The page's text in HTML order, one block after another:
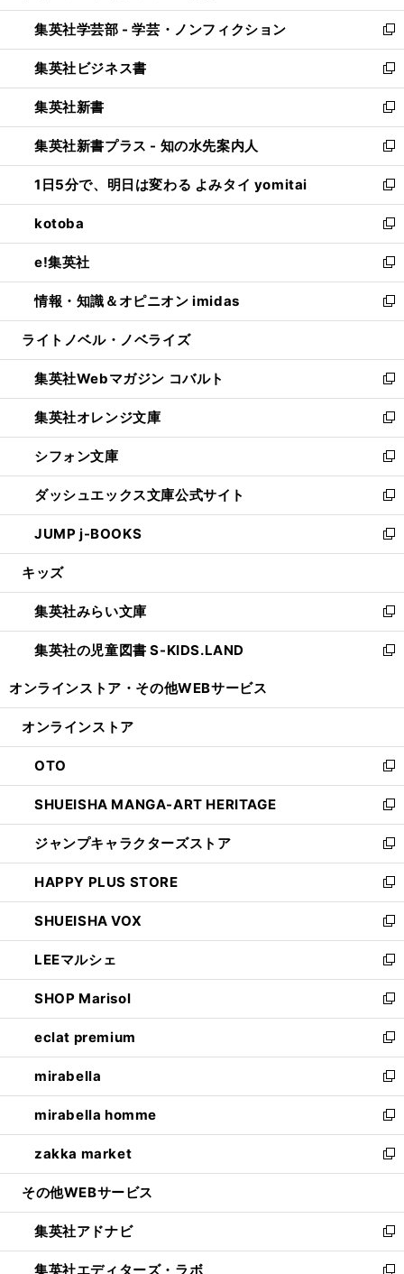
開
く
ウ
で
開
く
ン
ド
ウ
で
開
く
ウ
ィ
ン
ド
ウ
で
開
く
集英社学芸部 - 学芸・ノンフィクション
新
し
い
ウ
ィ
ン
ド
ウ
で
開
く
集英社ビジネス書
新
し
い
ウ
ィ
ン
ド
ウ
で
開
く
集英社新書
新
し
い
ウ
ィ
ン
ド
ウ
で
開
く
集英社新書プラス - 知の水先案内人
新
し
い
ウ
ィ
ン
ド
ウ
で
開
1日5分で、明日は変わる よみタイ yomitai
新
し
い
ウ
ィ
ン
ド
ウ
開
く
kotoba
新
し
い
ウ
ィ
ン
ウ
で
開
く
e!集英社
新
し
い
ウ
ン
ド
ウ
で
開
く
情報・知識＆オピニオン imidas
新
し
ウ
ィ
ン
ド
ウ
で
開
く
ライトノベル・ノベライズ
集英社Webマガジン コバルト
新
し
い
ウ
ィ
ン
ド
ウ
で
開
集英社オレンジ文庫
新
し
い
ウ
ィ
ン
ド
ウ
開
く
シフォン文庫
新
し
い
ウ
ィ
ン
ウ
で
開
く
ダッシュエックス文庫公式サイト
新
し
い
ウ
ン
ド
ウ
で
JUMP j-BOOKS
新
し
ウ
ィ
ン
ド
開
キッズ
集英社みらい文庫
新
し
い
ン
ウ
で
開
く
集英社の児童図書 S-KIDS.LAND
新
ウ
ン
ド
ウ
で
開
く
オンラインストア・ その他WEBサービス
オンラインストア
OTO
新
し
い
ウ
ィ
ン
ド
ウ
で
開
く
SHUEISHA MANGA-ART HERITAGE
新
し
い
ウ
ィ
ン
ド
ウ
で
開
く
ジャンプキャラクターズストア
新
し
い
ウ
ィ
ン
ド
ウ
で
開
く
HAPPY PLUS STORE
新
し
い
ウ
ィ
ン
ド
ウ
で
開
く
SHUEISHA VOX
新
し
い
ウ
ィ
ン
ド
ウ
で
開
く
LEEマルシェ
新
し
い
ウ
ィ
ン
ド
ウ
で
開
く
SHOP Marisol
新
し
い
ウ
ィ
ン
ド
ウ
で
開
eclat premium
新
し
い
ウ
ィ
ン
ド
ウ
開
く
mirabella
新
し
い
ウ
ィ
ン
ウ
で
開
く
mirabella homme
新
し
い
ウ
ン
ド
ウ
で
zakka market
新
し
ウ
ィ
ン
その他WEBサービス
集英社アドナビ
新
し
集英社エディターズ・ラボ